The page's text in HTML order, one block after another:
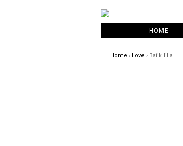
HOME
Home › Love › Batik lilla